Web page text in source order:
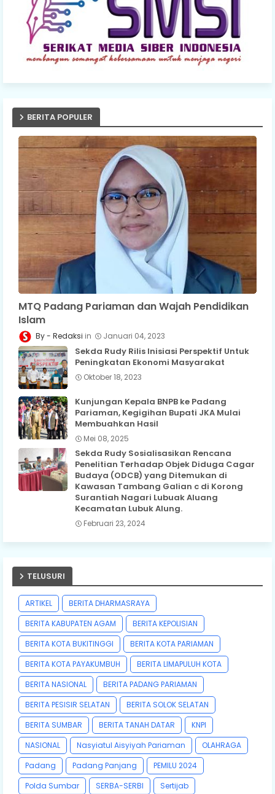
BERITA POPULER
MTQ Padang Pariaman dan Wajah Pendidikan
Islam
Redaksi Januari 04, 2023
Sekda Rudy Rilis Inisiasi Perspektif Untuk
Peningkatan Ekonomi Masyarakat
Oktober 18, 2023
Kunjungan Kepala BNPB ke Padang
Pariaman, Kegigihan Bupati JKA Mulai
Membuahkan Hasil
Mei 08, 2025
Sekda Rudy Sosialisasikan Rencana
Penelitian Terhadap Objek Diduga Cagar
Budaya (ODCB) yang Ditemukan di
Kawasan Tambang Galian c di Korong
Surantiah Nagari Lubuak Aluang
Kecamatan Lubuk Alung.
Februari 23, 2024
TELUSURI
ARTIKEL
BERITA DHARMASRAYA
BERITA KABUPATEN AGAM
BERITA KEPOLISIAN
BERITA KOTA BUKITINGGI
BERITA KOTA PARIAMAN
BERITA KOTA PAYAKUMBUH
BERITA LIMAPULUH KOTA
BERITA NASIONAL
BERITA PADANG PARIAMAN
BERITA PESISIR SELATAN
BERITA SOLOK SELATAN
BERITA SUMBAR
BERITA TANAH DATAR
KNPI
NASIONAL
Nasyiatul Aisyiyah Pariaman
OLAHRAGA
Padang
Padang Panjang
PEMILU 2024
Polda Sumbar
SERBA-SERBI Sertijab